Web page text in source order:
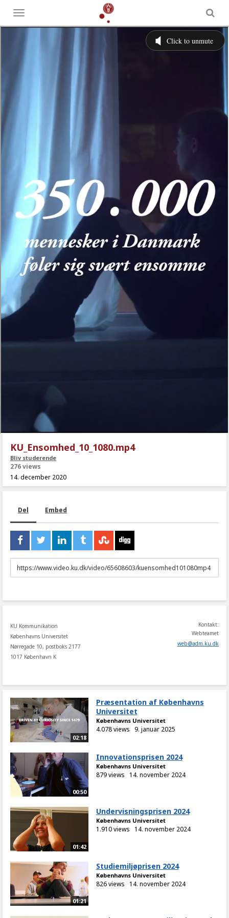
Toggle
menu
KU_Ensomhed_10_1080.mp4
Bliv studerende
276 views
14. december 2020
Del Embed
URL
to
KU Kommunikation
Københavns Universitet
Nørregade 10, postboks 2177
1017 København K
Kontakt:
Webteamet
web@adm.ku.dk
02:18
Præsentation af Københavns
Universitet
Københavns Universitet
4.078 views 9. januar 2025
00:50
Innovationsprisen 2024
Københavns Universitet
879 views 14. november 2024
01:42
Undervisningsprisen 2024
Københavns Universitet
1.910 views 14. november 2024
01:21
Studiemiljøprisen 2024
Københavns Universitet
826 views 14. november 2024